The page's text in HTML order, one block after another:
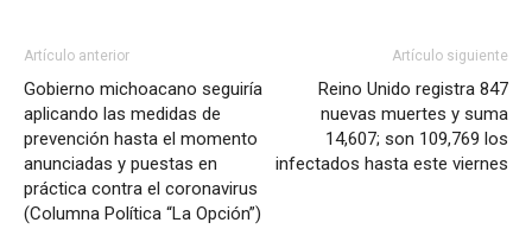
Artículo anterior
Gobierno michoacano seguiría
aplicando las medidas de
prevención hasta el momento
anunciadas y puestas en
práctica contra el coronavirus
(Columna Política “La Opción”)
Artículo siguiente
Reino Unido registra 847
nuevas muertes y suma
14,607; son 109,769 los
infectados hasta este viernes